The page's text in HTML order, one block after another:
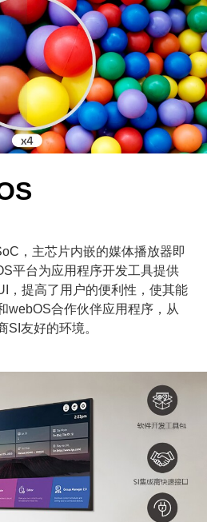
，主芯片内嵌的媒体播放器即
平台为应用程序开发工具提供
，提高了用户的便利性，使其能
webOS合作伙伴应用程序，从
SI友好的环境。